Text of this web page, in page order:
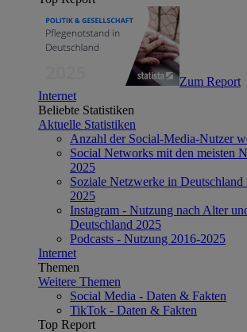
Zum Report
Internet
Beliebte Statistiken
Aktuelle Statistiken
Anzahl der Social-Media-Nutzer
Social Networks mit den meisten
2025
Soziale Netzwerke in Deutschland
2025
Instagram - Nutzung nach Alter
Deutschland 2025
Podcasts - Nutzung 2016-2025
Internet
Themen
Weitere Themen
Social Media - Daten & Fakten
TikTok - Daten & Fakten
Top Report